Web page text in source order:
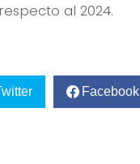
al 2024.
Facebook